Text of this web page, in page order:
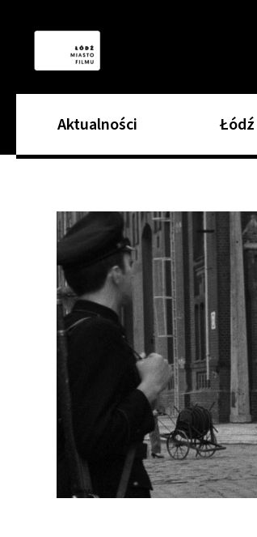
Aktualności